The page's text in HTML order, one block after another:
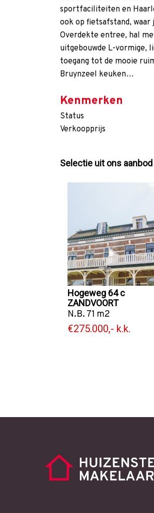
sportfaciliteiten en
ook op fietsafstand,
Overdekte entree, hal
uitgebouwde L-vormige,
toegang tot de mooie
Bruynzeel keuken…
Kenmerken
Status
Verkoopprijs
Selectie uit ons aanbod
Hogeweg 64 c
ZANDVOORT
N.B. 71 m2
€275.000,- k.k.